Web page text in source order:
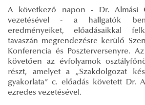
A következő napon - Dr. Almási
vezetésével - a hallgatók
eredményeiket, előadásaikkal
tavaszán megrendezésre kerülő
Konferencia és Poszterversenyre.
követően az évfolyamok
részt, amelyet a „Szakdolgozat
gyakorlata” c. előadás követett Dr.
ezredes vezetésével.